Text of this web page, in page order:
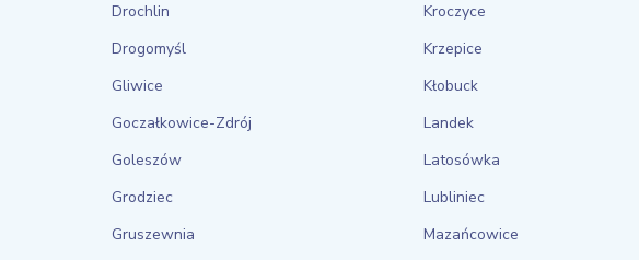
Drochlin
Drogomyśl
Gliwice
Goczałkowice-Zdrój
Goleszów
Grodziec
Gruszewnia
Kroczyce
Krzepice
Kłobuck
Landek
Latosówka
Lubliniec
Mazańcowice